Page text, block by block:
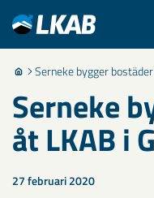
Serneke bygger
Serneke
åt LKAB i
27 februari 2020